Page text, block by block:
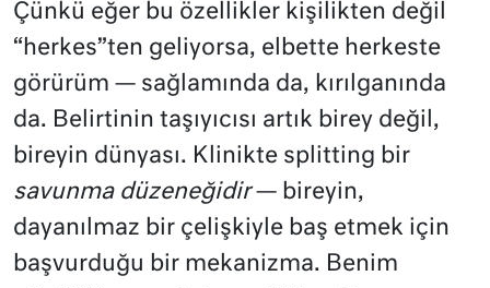
Çünkü eğer bu özellikler kişilikten değil
“herkes”ten geliyorsa, elbette herkeste
görürüm — sağlamında da, kırılganında
da. Belirtinin taşıyıcısı artık birey değil,
bireyin dünyası. Klinikte splitting bir
savunma düzeneğidir— bireyin,
dayanılmaz bir çelişkiyle baş etmek için
başvurduğu bir mekanizma. Benim